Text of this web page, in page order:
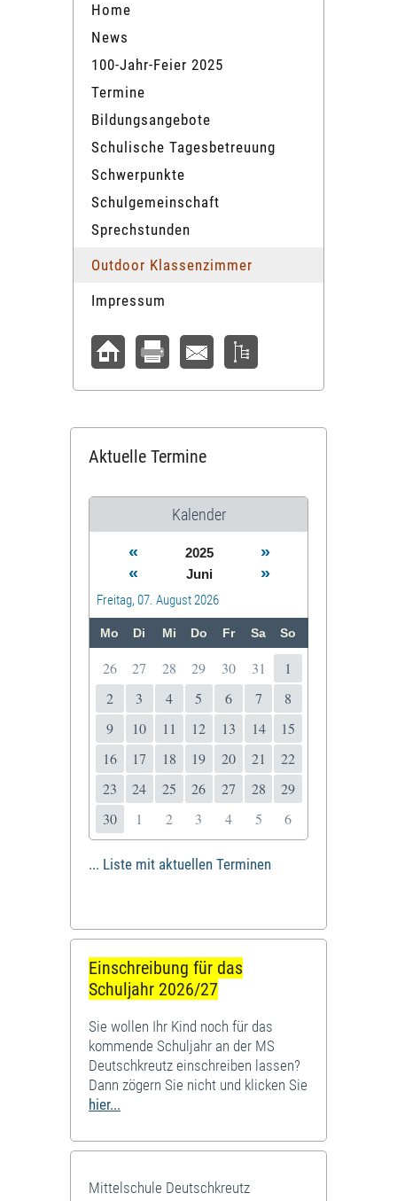
Home
News
100-Jahr-Feier 2025
Termine
Bildungsangebote
Schulische Tagesbetreuung
Schwerpunkte
Schulgemeinschaft
Sprechstunden
Outdoor Klassenzimmer
Impressum
Aktuelle Termine
Kalender
« 2025
»
«
Juni »
Freitag, 07. August 2026
Mo Di Mi Do Fr Sa So
26 27 28 29 30 31
1
2
3 4 5 6 7
8
9
10 11 12 13 14
15
16
17 18 19 20 21
22
23
24 25 26 27 28
29
30
1 2 3 4 5 6
... Liste mit aktuellen Terminen
Einschreibung für das
Schuljahr 2026/27
Sie wollen Ihr Kind noch für das
kommende Schuljahr an der MS
Deutschkreutz einschreiben lassen?
Dann zögern Sie nicht und klicken Sie
hier...
Mittelschule Deutschkreutz